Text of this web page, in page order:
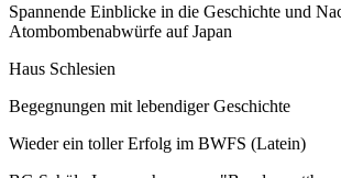
Spannende Einblicke in die Geschichte und
Atombombenabwürfe auf Japan
Haus Schlesien
Begegnungen mit lebendiger Geschichte
Wieder ein toller Erfolg im BWFS (Latein)